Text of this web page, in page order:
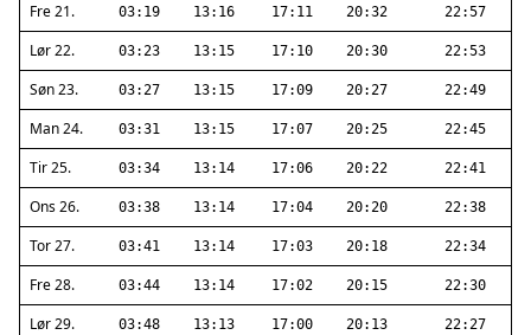
Fre 21. 03:19 13:16 17:11 20:32 22:57
Lør 22. 03:23 13:15 17:10 20:30 22:53
Søn 23. 03:27 13:15 17:09 20:27 22:49
Man 24. 03:31 13:15 17:07 20:25 22:45
Tir 25. 03:34 13:14 17:06 20:22 22:41
Ons 26. 03:38 13:14 17:04 20:20 22:38
Tor 27. 03:41 13:14 17:03 20:18 22:34
Fre 28. 03:44 13:14 17:02 20:15 22:30
Lør 29. 03:48 13:13 17:00 20:13 22:27